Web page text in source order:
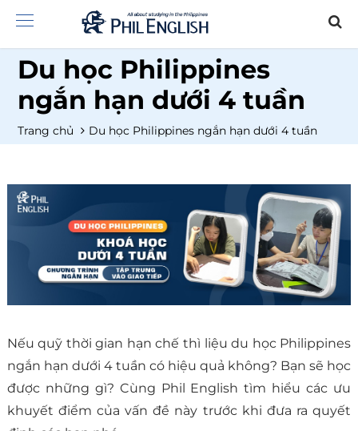
Du học Philippines
ngắn hạn dưới 4 tuần
Trang chủ Du học Philippines ngắn hạn dưới 4 tuần
Nếu quỹ thời gian hạn chế thì liệu du học Philippines
ngắn hạn dưới 4 tuần có hiệu quả không? Bạn sẽ học
được những gì? Cùng Phil English tìm hiểu các ưu
khuyết điểm của vấn đề này trước khi đưa ra quyết